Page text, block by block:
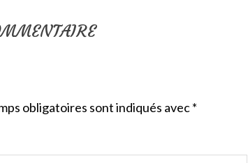
obligatoires sont indiqués avec*